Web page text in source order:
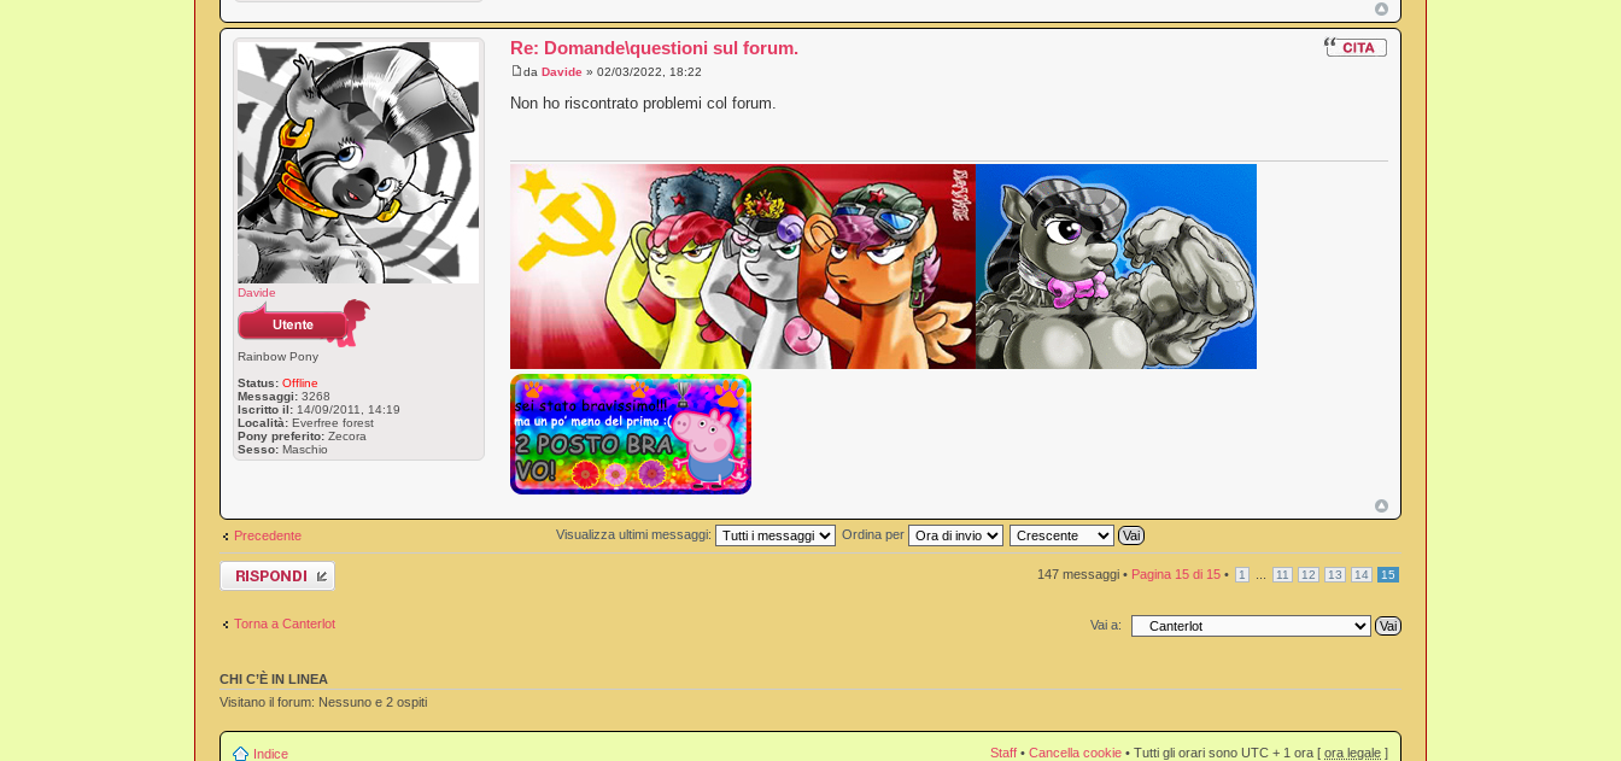
Re: Domande\questioni sul forum.
da Davide» 02/03/2022, 18:22
Non ho riscontrato problemi col forum.
Davide
Rainbow Pony
Status: Offline
Messaggi: 3268
Iscritto il: 14/09/2011, 14:19
Località: Everfree forest
Pony preferito: Zecora
Sesso: Maschio
Precedente Visualizza ultimi messaggi: Ordina per
Rispondi al
messaggio
147 messaggi • Pagina 15 di 15 • 1 ... 11 12 13 14 15
Torna a Canterlot Vai a:
CHI C’È IN LINEA
Visitano il forum: Nessuno e 2 ospiti
Indice Staff • Cancella cookie • Tutti gli orari sono UTC + 1 ora [ ora legale ]